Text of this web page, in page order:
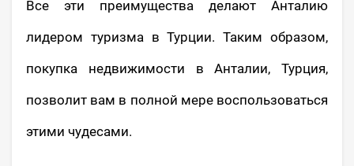
Все эти преимущества делают Анталию
лидером туризма в Турции. Таким образом,
покупка недвижимости в Анталии, Турция,
позволит вам в полной мере воспользоваться
этими чудесами.